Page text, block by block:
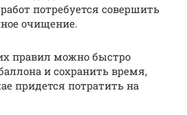
потребуется совершить
очищение.
правил можно быстро
и сохранить время,
придется потратить на